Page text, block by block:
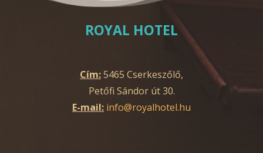
ROYAL HOTEL
Cím:5465 Cserkeszőlő,
Petőfi Sándor út 30.
E-mail: info@royalhotel.hu